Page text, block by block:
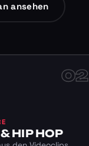
ansehen
02
HIP HOP